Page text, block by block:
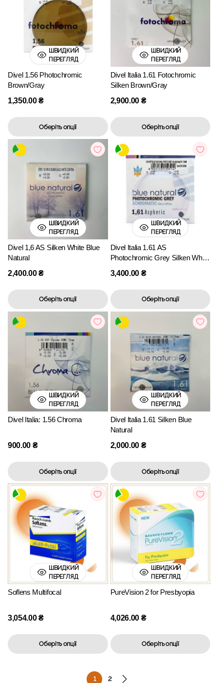
ШВИДКИЙ
ПЕРЕГЛЯД
Divel 1.56 Photochromic
Brown/Gray
1,350.00₴
Оберіть опції
ШВИДКИЙ
ПЕРЕГЛЯД
Divel Italia 1.61 Fotochromic
Silken Brown/Gray
2,900.00 ₴
Оберіть опції
ШВИДКИЙ
ПЕРЕГЛЯД
Divel 1,6 AS Silken White Blue
Natural
2,400.00₴
Оберіть опції
ШВИДКИЙ
ПЕРЕГЛЯД
Divel Italia 1.61 AS
Photochromic Grey Silken White
3,400.00 ₴
Оберіть опції
ШВИДКИЙ
ПЕРЕГЛЯД
Divel Italia: 1.56 Chroma
900.00 ₴
Оберіть опції
ШВИДКИЙ
ПЕРЕГЛЯД
Divel Italia 1.61 Silken Blue
Natural
2,000.00 ₴
Оберіть опції
ШВИДКИЙ
ПЕРЕГЛЯД
Soflens Multifocal
3,054.00₴
Оберіть опції
ШВИДКИЙ
ПЕРЕГЛЯД
PureVision 2 for Presbyopia
4,026.00 ₴
Оберіть опції
1 2